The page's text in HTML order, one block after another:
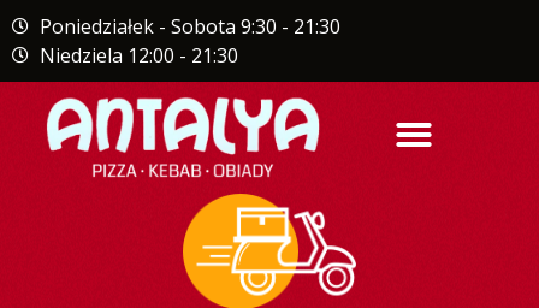
Poniedziałek - Sobota 9:30 - 21:30
Niedziela 12:00 - 21:30